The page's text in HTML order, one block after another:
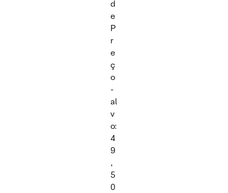
d
e
P
r
e
ç
o
-
al
v
o:
4
9
,
5
0